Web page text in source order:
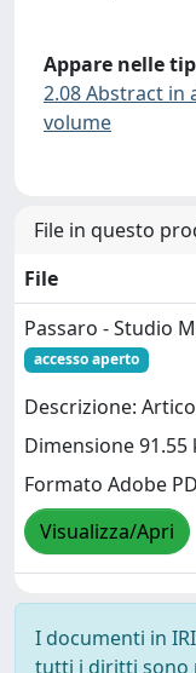
Appare nelle
2.08 Abstract in
volume
File in questo
File
Passaro - Studio
accesso aperto
Descrizione:
Dimensione 91.55
Formato Adobe
Visualizza/Apri
I documenti in
tutti i diritti sono